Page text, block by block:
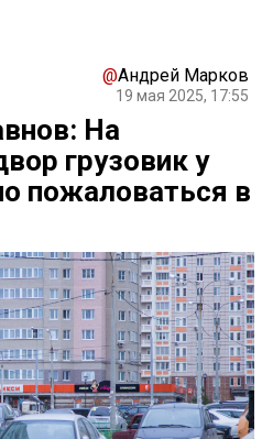
@Андрей Марков
19 мая 2025, 17:55
На
грузовик у
пожаловаться в